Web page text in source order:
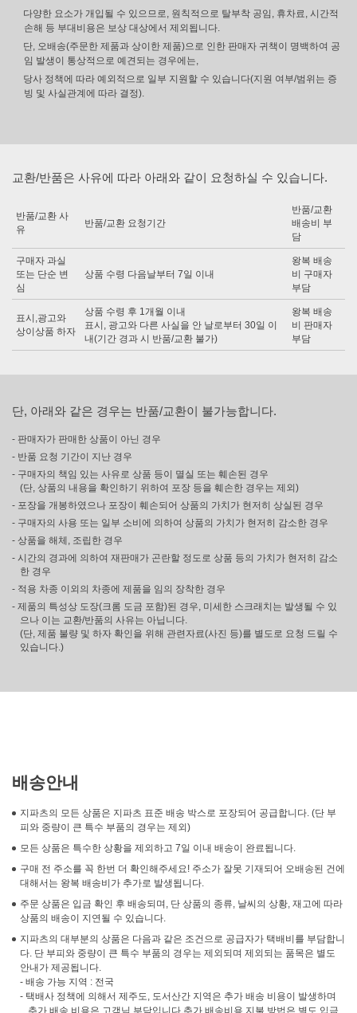
다양한 요소가 개입될 수 있으므로, 원칙적으로 탈부착 공임, 휴차료, 시간적
손해 등 부대비용은 보상 대상에서 제외됩니다.
단, 오배송(주문한 제품과 상이한 제품)으로 인한 판매자 귀책이 명백하여 공
임 발생이 통상적으로 예견되는 경우에는,
당사 정책에 따라 예외적으로 일부 지원할 수 있습니다(지원 여부/범위는 증
빙 및 사실관계에 따라 결정).
교환/반품은 사유에 따라 아래와 같이 요청하실 수 있습니다.
반품/교환 사
유
반품/교환 요청기간
반품/교환
배송비 부
담
구매자 과실
또는 단순 변
심
상품 수령 다음날부터 7일 이내
왕복 배송
비 구매자
부담
표시,광고와
상이상품 하자
상품 수령 후 1개월 이내
표시, 광고와 다른 사실을 안 날로부터 30일 이
내(기간 경과 시 반품/교환 불가)
왕복 배송
비 판매자
부담
단, 아래와 같은 경우는 반품/교환이 불가능합니다.
- 판매자가 판매한 상품이 아닌 경우
- 반품 요청 기간이 지난 경우
- 구매자의 책임 있는 사유로 상품 등이 멸실 또는 훼손된 경우
(단, 상품의 내용을 확인하기 위하여 포장 등을 훼손한 경우는 제외)
- 포장을 개봉하였으나 포장이 훼손되어 상품의 가치가 현저히 상실된 경우
- 구매자의 사용 또는 일부 소비에 의하여 상품의 가치가 현저히 감소한 경우
- 상품을 해체, 조립한 경우
- 시간의 경과에 의하여 재판매가 곤란할 정도로 상품 등의 가치가 현저히 감소
한 경우
- 적용 차종 이외의 차종에 제품을 임의 장착한 경우
- 제품의 특성상 도장(크롬 도금 포함)된 경우, 미세한 스크래치는 발생될 수 있
으나 이는 교환/반품의 사유는 아닙니다.
(단, 제품 불량 및 하자 확인을 위해 관련자료(사진 등)를 별도로 요청 드릴 수
있습니다.)
배송안내
지파츠의 모든 상품은 지파츠 표준 배송 박스로 포장되어 공급합니다. (단 부
피와 중량이 큰 특수 부품의 경우는 제외)
모든 상품은 특수한 상황을 제외하고 7일 이내 배송이 완료됩니다.
구매 전 주소를 꼭 한번 더 확인해주세요! 주소가 잘못 기재되어 오배송된 건에
대해서는 왕복 배송비가 추가로 발생됩니다.
주문 상품은 입금 확인 후 배송되며, 단 상품의 종류, 날씨의 상황, 재고에 따라
상품의 배송이 지연될 수 있습니다.
지파츠의 대부분의 상품은 다음과 같은 조건으로 공급자가 택배비를 부담합니
다. 단 부피와 중량이 큰 특수 부품의 경우는 제외되며 제외되는 품목은 별도
안내가 제공됩니다.
- 배송 가능 지역 : 전국
- 택배사 정책에 의해서 제주도, 도서산간 지역은 추가 배송 비용이 발생하며